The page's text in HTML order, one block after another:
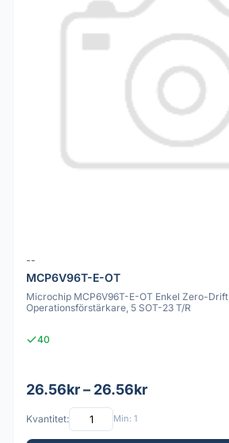
--
MCP6V96T-E-OT
Microchip MCP6V96T-E-OT Enkel Zero-Drift
Operationsförstärkare, 5 SOT-23 T/R
40
26.56kr – 26.56kr
Kvantitet: Min: 1